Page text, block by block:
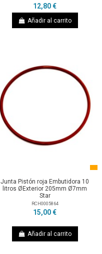
12,80 €
Añadir al carrito
Junta Pistón roja Embutidora 10
litros ØExterior 205mm Ø7mm
Star
RCH0005864
15,00 €
Añadir al carrito